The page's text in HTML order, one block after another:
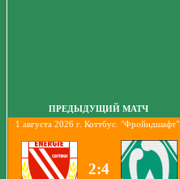
ПРЕДЫДУЩИЙ МАТЧ
1 августа 2026 г. Коттбус. "Фройндшафт".
2:4